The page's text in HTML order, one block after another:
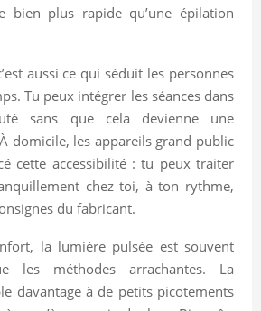
bien plus rapide qu’une épilation
aussi ce qui séduit les personnes
Tu peux intégrer les séances dans
sans que cela devienne une
domicile, les appareils grand public
cette accessibilité : tu peux traiter
chez toi, à ton rythme,
du fabricant.
la lumière pulsée est souvent
les méthodes arrachantes. La
davantage à de petits picotements